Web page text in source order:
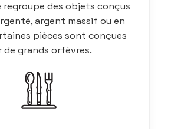
regroupe des objets conçus
argent massif ou en
pièces sont conçues
de grands orfèvres.